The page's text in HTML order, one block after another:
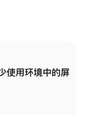
使用环境中的屏